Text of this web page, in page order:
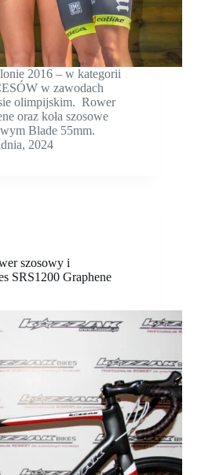
2016 – w kategorii
w zawodach
olimpijskim. Rower
oraz koła szosowe
Blade 55mm.
2024
szosowy i
SRS1200 Graphene